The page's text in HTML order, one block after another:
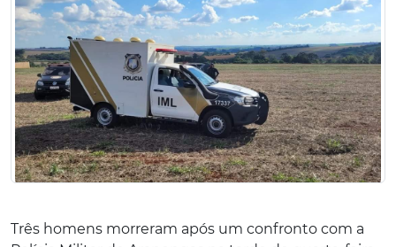
Três homens morreram após um confronto com a